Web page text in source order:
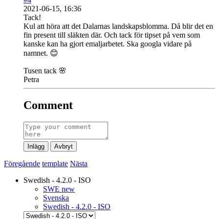
2021-06-15, 16:36
Tack!
Kul att höra att det Dalarnas landskapsblomma. Då blir det en
fin present till släkten där. Och tack för tipset på vem som
kanske kan ha gjort emaljarbetet. Ska googla vidare på
namnet. 😊
Tusen tack 🌸
Petra
Comment
Inlägg Avbryt
Föregående template Nästa
Swedish - 4.2.0 - ISO
SWE new
Svenska
Swedish - 4.2.0 - ISO